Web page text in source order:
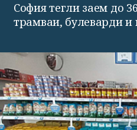
София тегли заем до
трамваи, булеварди и